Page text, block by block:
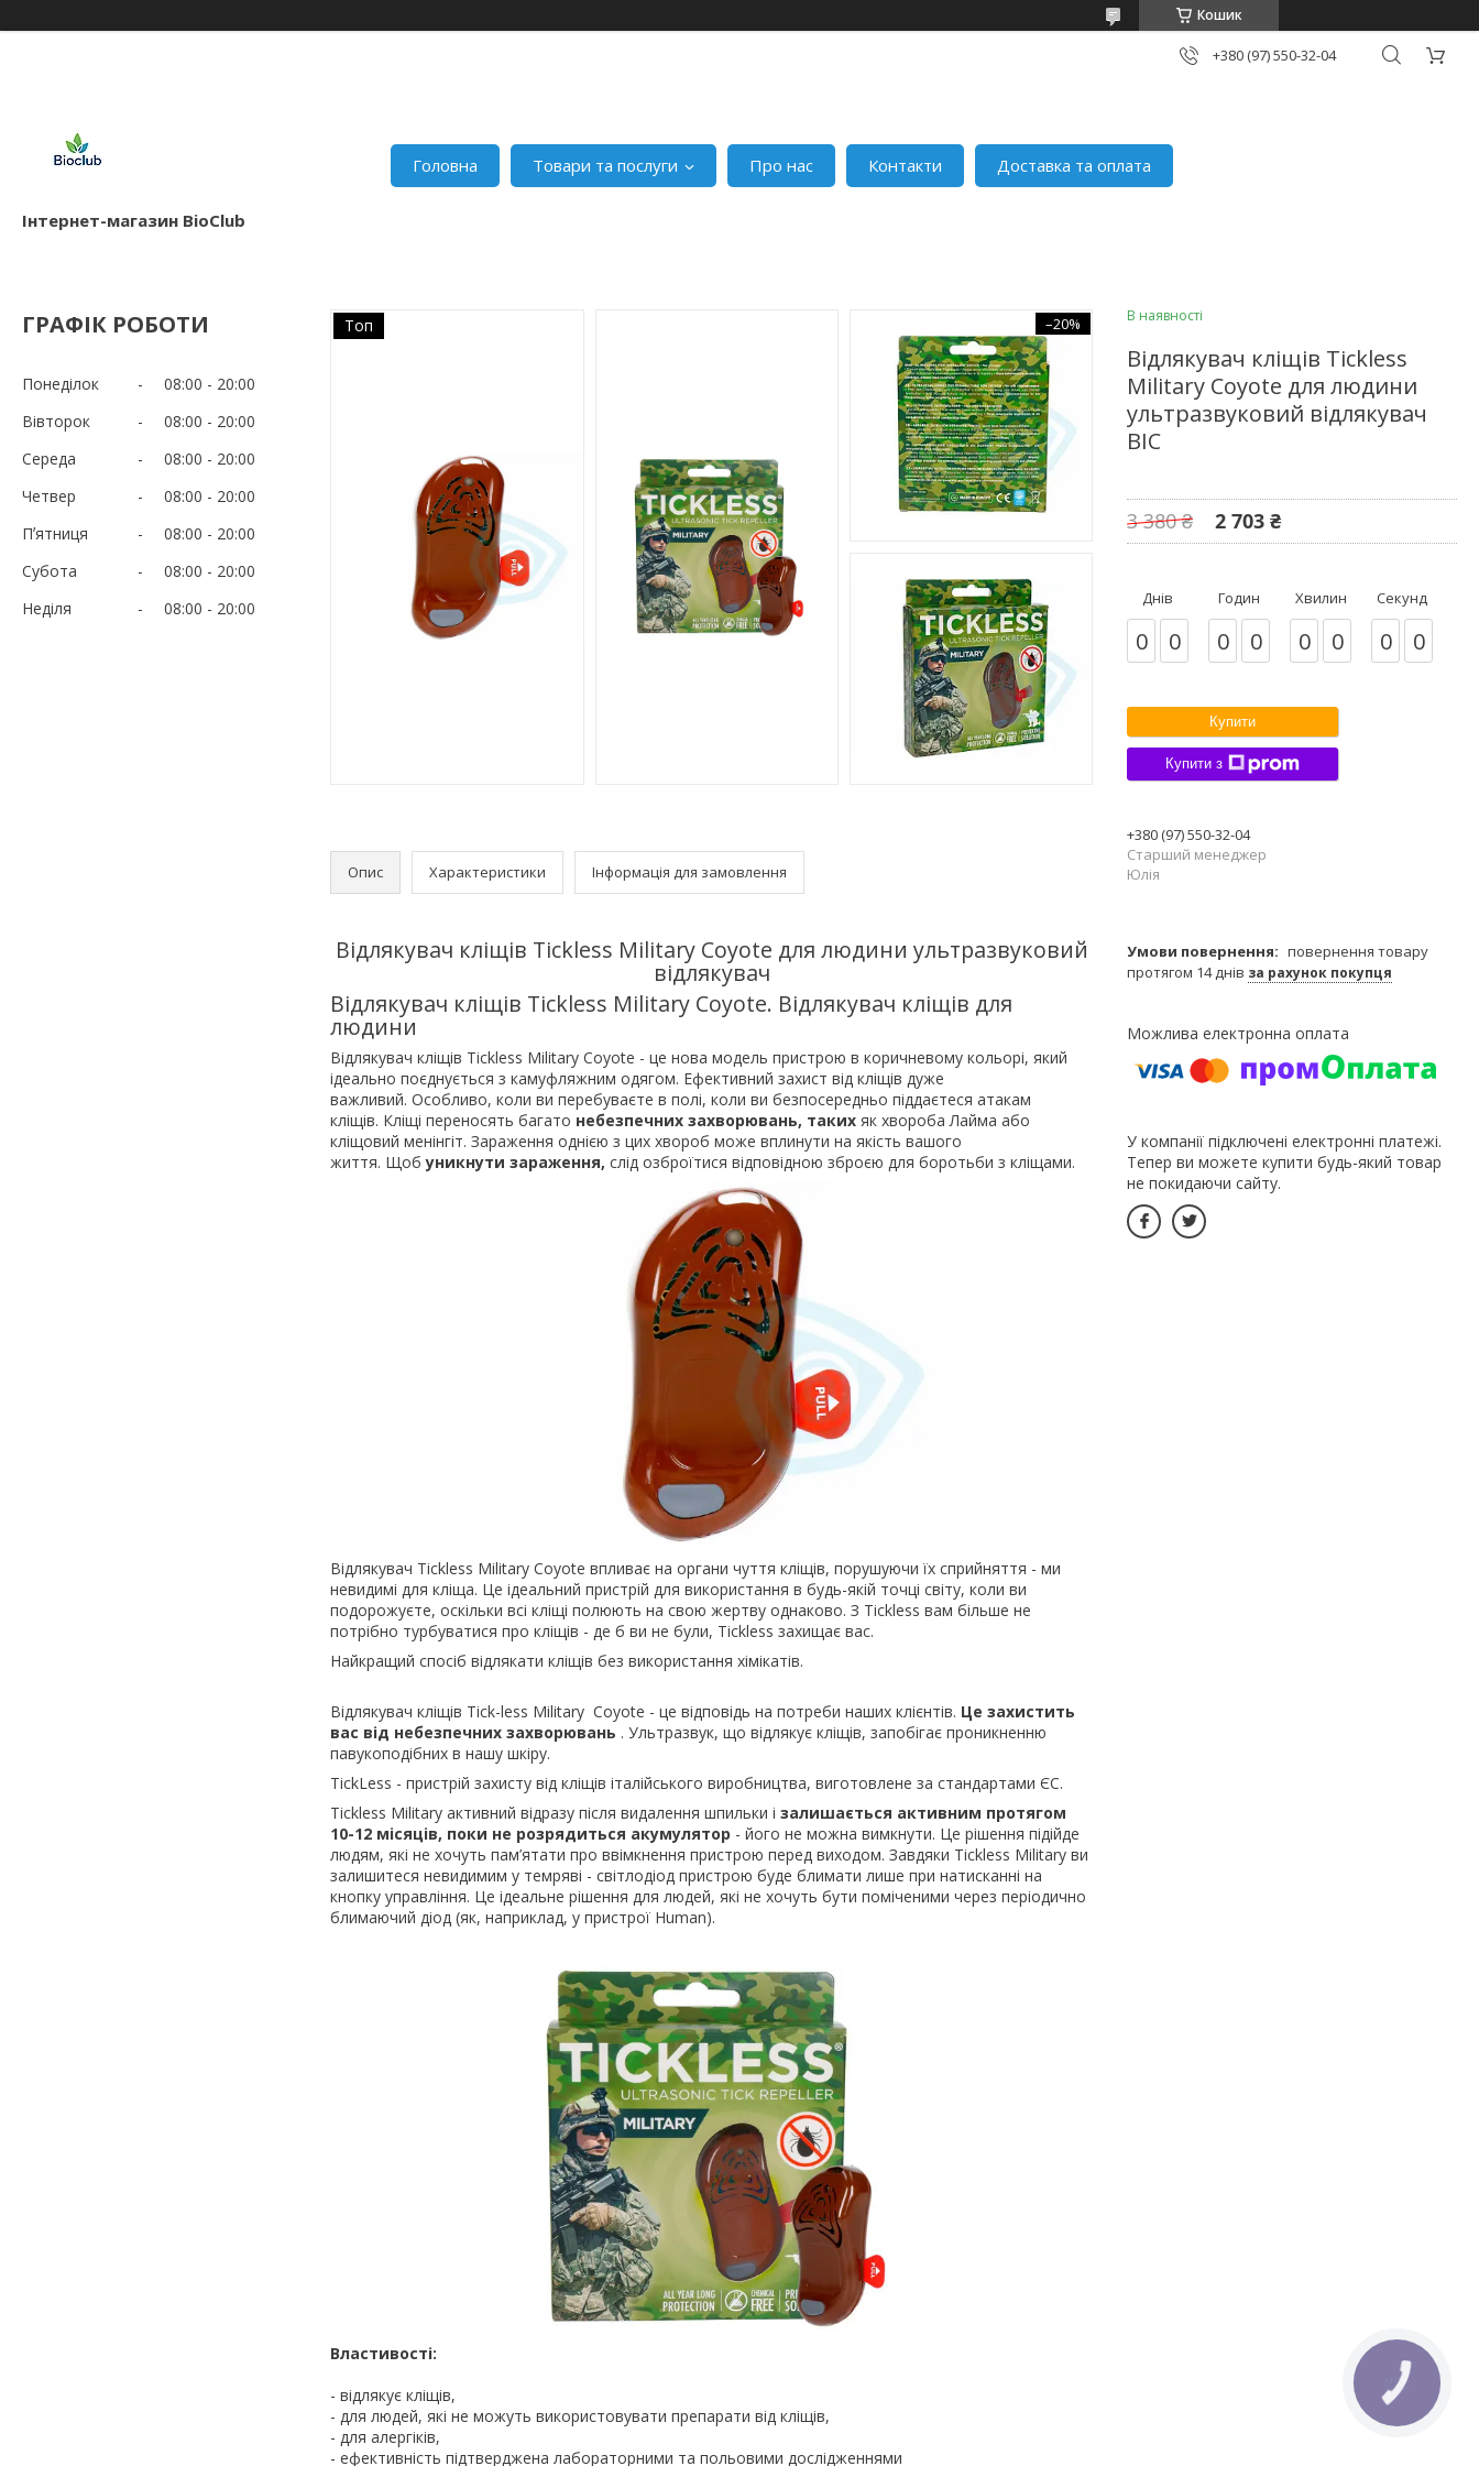
Кошик
+380 (97) 550-32-04
Інтернет-магазин BioClub
Головна Товари та послуги Про нас Контакти Доставка та оплата
ГРАФІК РОБОТИ
Понеділок 08:00
20:00
Вівторок
08:00
20:00
Середа
08:00
20:00
Четвер
08:00
20:00
Пʼятниця
08:00
20:00
Субота
08:00
20:00
Неділя
08:00 20:00
Топ –20%
Опис Характеристики Інформація для замовлення
Відлякувач кліщів Tickless Military Coyote для людини ультразвуковий
відлякувач
Відлякувач кліщів Tickless Military Coyote. Відлякувач кліщів для
людини
Відлякувач кліщів Tickless Military Coyote - це нова модель пристрою в коричневому кольорі, який
ідеально поєднується з камуфляжним одягом. Ефективний захист від кліщів дуже
важливий. Особливо, коли ви перебуваєте в полі, коли ви безпосередньо піддаєтеся атакам
кліщів. Кліщі переносять багато небезпечних захворювань, таких як хвороба Лайма або
кліщовий менінгіт. Зараження однією з цих хвороб може вплинути на якість вашого
життя. Щобуникнути зараження, слід озброїтися відповідною зброєю для боротьби з кліщами.
Відлякувач Tickless Military Coyote впливає на органи чуття кліщів, порушуючи їх сприйняття - ми
невидимі для кліща. Це ідеальний пристрій для використання в будь-якій точці світу, коли ви
подорожуєте, оскільки всі кліщі полюють на свою жертву однаково. З Tickless вам більше не
потрібно турбуватися про кліщів - де б ви не були, Tickless захищає вас.
Найкращий спосіб відлякати кліщів без використання хімікатів.
Відлякувач кліщів Tick-less Military Coyote - це відповідь на потреби наших клієнтів. Це захистить
вас від небезпечних захворювань . Ультразвук, що відлякує кліщів, запобігає проникненню
павукоподібних в нашу шкіру.
TickLess - пристрій захисту від кліщів італійського виробництва, виготовлене за стандартами ЄС.
Tickless Military активний відразу після видалення шпильки і залишається активним протягом
10-12 місяців, поки не розрядиться акумулятор - його не можна вимкнути. Це рішення підійде
людям, які не хочуть пам’ятати про ввімкнення пристрою перед виходом. Завдяки Tickless Military ви
залишитеся невидимим у темряві - світлодіод пристрою буде блимати лише при натисканні на
кнопку управління. Це ідеальне рішення для людей, які не хочуть бути поміченими через періодично
блимаючий діод (як, наприклад, у пристрої Human).
Властивості:
- відлякує кліщів,
- для людей, які не можуть використовувати препарати від кліщів,
- для алергіків,
- ефективність підтверджена лабораторними та польовими дослідженнями
В наявності
Відлякувач кліщів Tickless
Military Coyote для людини
ультразвуковий відлякувач
BIC
3 380 ₴ 2 703 ₴
Днів
0 0
Годин
0 0
Хвилин
0 0
Секунд
0 0
Купити
Купити з
+380 (97) 550-32-04
Старший менеджер
Юлія
повернення товару
протягом 14 днів за рахунок покупця
У компанії підключені електронні платежі.
Тепер ви можете купити будь-який товар
не покидаючи сайту.
КНОПКА
ЗВ'ЯЗКУ